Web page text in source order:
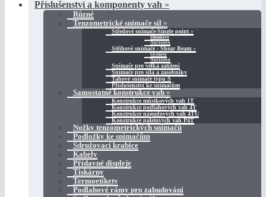
Příslušenství a komponenty vah »
Různé
Tenzometrické snímače sil »
Středové snímače-Single point »
Hliníkové
Nerezové
Střihové snímače - Shear Beam »
Ocelové
Nerezové
Snímače pro velká zatížení
Snímače pro sila a zásobníky
Tahové snímače typu S
Příslušenství ke snímačům
Samostatné konstrukce vah »
Konstrukce můstkových vah 1T
Konstrukce podlahových vah 4T
Konstrukce nájezdových vah 4TU
Konstrukce paletových vah P4T
Nožky tenzometrických snímačů
Podložky ke snímačům
Sdružovací krabice
Kabely
Přídavné displeje
Tiskárny
Termoetikety
Podlahové rámy pro zabudování